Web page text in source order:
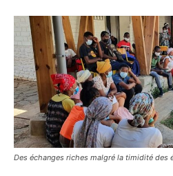
Des échanges riches malgré la timidité des